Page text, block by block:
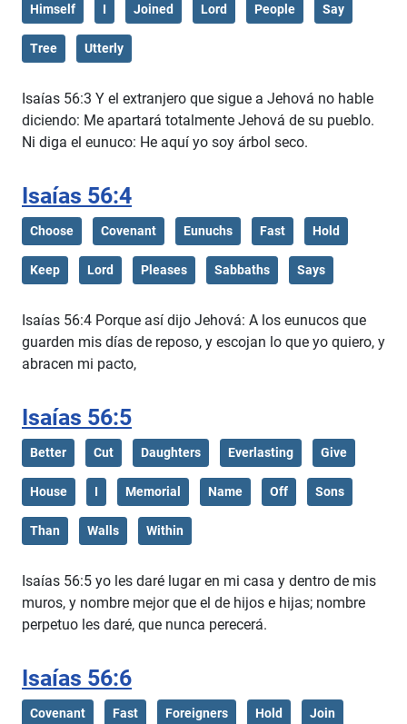
Himself I Joined Lord People Say
Tree Utterly
Isaías 56:3 Y el extranjero que sigue a Jehová no hable
diciendo: Me apartará totalmente Jehová de su pueblo.
Ni diga el eunuco: He aquí yo soy árbol seco.
Isaías 56:4
Choose Covenant Eunuchs Fast Hold
Keep Lord Pleases Sabbaths Says
Isaías 56:4 Porque así dijo Jehová: A los eunucos que
guarden mis días de reposo, y escojan lo que yo quiero, y
abracen mi pacto,
Isaías 56:5
Better Cut Daughters Everlasting Give
House I Memorial Name Off Sons
Than Walls Within
Isaías 56:5 yo les daré lugar en mi casa y dentro de mis
muros, y nombre mejor que el de hijos e hijas; nombre
perpetuo les daré, que nunca perecerá.
Isaías 56:6
Covenant Fast Foreigners Hold Join